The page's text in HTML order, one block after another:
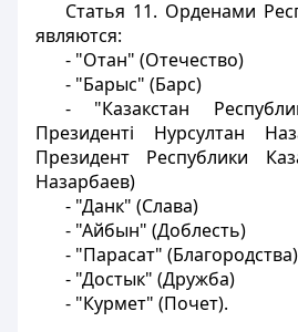
Статья 11. Орденами
являются:
- "Отан" (Отечество)
- "Барыс" (Барс)
- "Казакстан
Президентi Нурсултан
Президент Республики
Назарбаев)
- "Данк" (Слава)
- "Айбын" (Доблесть)
- "Парасат" (Благородства)
- "Достык" (Дружба)
- "Курмет" (Почет).